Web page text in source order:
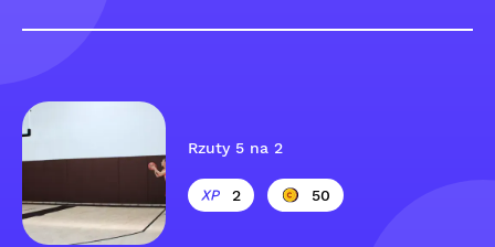
Rzuty 5 na 2
2 50